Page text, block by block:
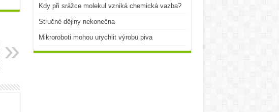
Kdy při srážce molekul vzniká chemická vazba?
Stručné dějiny nekonečna
Mikroroboti mohou urychlit výrobu piva